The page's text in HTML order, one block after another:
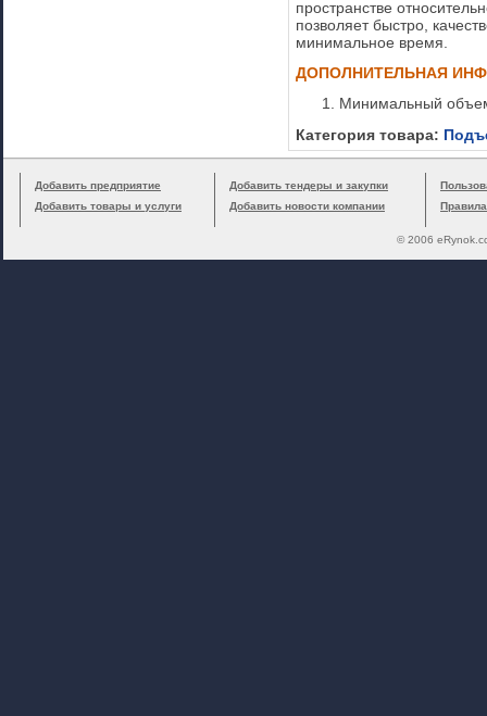
пространстве
позволяет быстро,
минимальное время.
ДОПОЛНИТЕЛЬНАЯ
Минимальный
Категория товара:
Добавить предприятие
Добавить товары и услуги
Добавить тендеры и закупки
Добавить новости компании
© 2006